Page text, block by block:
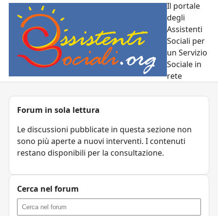
Il portale
degli
Assistenti
Sociali per
un Servizio
Sociale in
rete
Forum in sola lettura
Le discussioni pubblicate in questa sezione non
sono più aperte a nuovi interventi. I contenuti
restano disponibili per la consultazione.
Cerca nel forum